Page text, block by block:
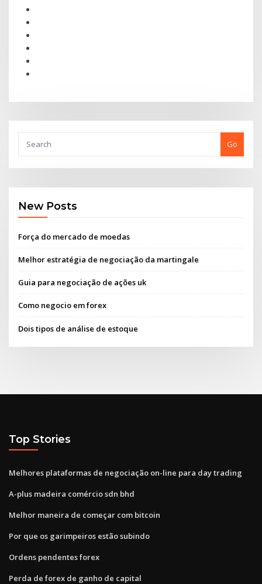
Go
New Posts
Força do mercado de moedas
Melhor estratégia de negociação da martingale
Guia para negociação de ações uk
Como negocio em forex
Dois tipos de análise de estoque
Top Stories
Melhores plataformas de negociação on-line para day trading
A-plus madeira comércio sdn bhd
Melhor maneira de começar com bitcoin
Por que os garimpeiros estão subindo
Ordens pendentes forex
Perda de forex de ganho de capital